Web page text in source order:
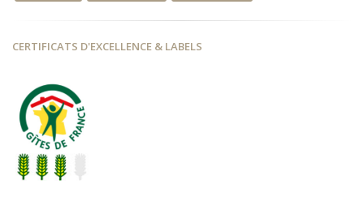
CERTIFICATS D'EXCELLENCE & LABELS